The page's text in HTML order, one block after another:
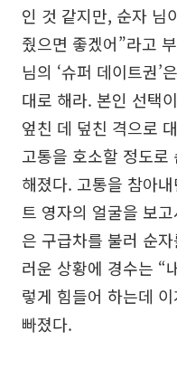
인 것 같지만, 순자 님
줬으면 좋겠어”라고
님의 ‘슈퍼 데이트권’
대로 해라. 본인 선택
엎친 데 덮친 격으로
고통을 호소할 정도로
해졌다. 고통을 참아
트 영자의 얼굴을 보
은 구급차를 불러 순
러운 상황에 경수는 “
렇게 힘들어 하는데
빠졌다.